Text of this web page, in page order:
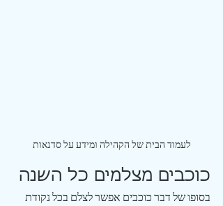
לעמוד הבית של הקהילה ומידע על סדנאות
כוכבים מצלמים כל השנה
בסופו של דבר כוכבים אפשר לצלם בכל נקודת